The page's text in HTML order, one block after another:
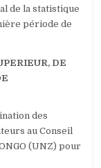
de la statistique
période de
DE
des
au Conseil
(UNZ) pour